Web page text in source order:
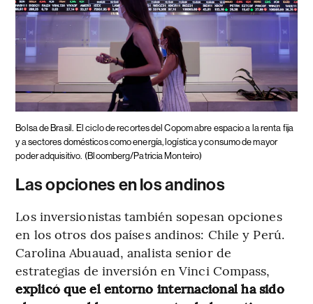
Bolsa de Brasil. El ciclo de recortes del Copom abre espacio a la renta fija
y a sectores domésticos como energía, logística y consumo de mayor
poder adquisitivo. (Bloomberg/Patricia Monteiro)
Las opciones en los andinos
Los inversionistas también sopesan opciones
en los otros dos países andinos: Chile y Perú.
Carolina Abuauad, analista senior de
estrategias de inversión en Vinci Compass,
explicó que el entorno internacional ha sido